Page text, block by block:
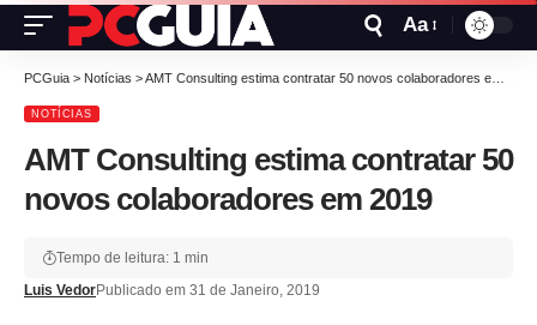
Aa
PCGuia > Notícias >AMT Consulting estima contratar 50 novos colaboradores em 2019
NOTÍCIAS
AMT Consulting estima contratar 50
novos colaboradores em 2019
Luis VedorPublicado em 31 de Janeiro, 2019
Tempo de leitura: 1 min